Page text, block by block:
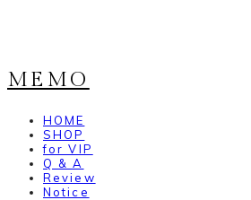
MEMO
HOME
SHOP
for VIP
Q & A
Review
Notice